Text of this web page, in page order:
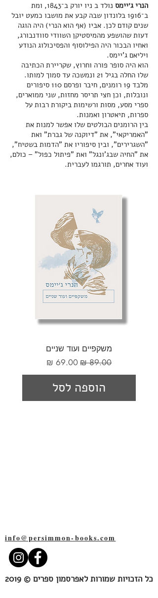
הנרי ג׳יימס נולד ב ניו יורק ב־
1843, ומת
ב־
1916 בלונדון שבה קבע את מושבו כמעט יובל
שנים קודם לכן. אביו (אף הוא הנרי) היה הוגה
דעות שהושפע מהמיסטיקן השוודי סוודנבורג,
ואחיו הבכור היה הפילוסוף והפסיכולוג הנודע
ויליאם ג'יימס.
הוא היה סופר פורה וחרוץ, שקריירת הכתיבה
שלו החלה בגיל 21 ונמשכה עד סמוך למותו.
מלבד 19 רומנים, חיבר ופרסם 110 סיפורים
ונובלות, וכן חצי תריסר מחזות, שני ממוארים,
ספרי מסע, מסות ורשימות ביקורת רבות על
ספרות, תיאטרון ואמנות.
בין הרומנים הבולטים שלו אפשר למנות את
"האמריקאי", את "דיוקנה של גברת" ואת
"השגרירים", ובין סיפוריו את "הדמות בשטיח",
את "החיה שבג'ונגל" ואת "פיתול כפול" – כולם,
ועוד אחרים, תורגמו לעברית.
משקפיים ועוד שניים
מחיר רגילמחיר מבצע
הוספה לסל
info@persimmon-books.com
כל הזכויות שמורות לאפרסמון ספרים © 2019